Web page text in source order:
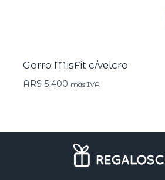
Gorro MisFit c/velcro
ARS 5.400 más IVA